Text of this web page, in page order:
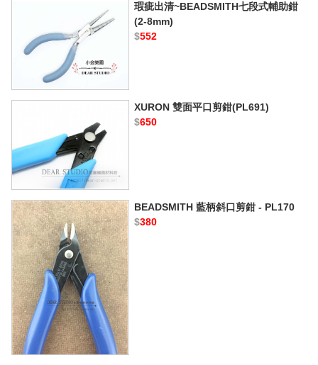
瑕疵出清~BEADSMITH七段式輔助鉗
(2-8mm)
$552
XURON 雙面平口剪鉗(PL691)
$650
BEADSMITH 藍柄斜口剪鉗 - PL170
$380